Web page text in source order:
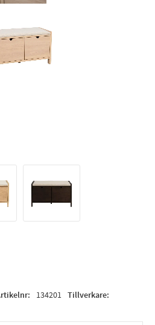
134201 Tillverkare